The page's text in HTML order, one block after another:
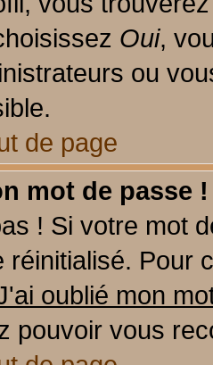
Oui,
ou
de page
mot de passe !
! Si votre mot
réinitialisé. Pour
oublié mon
pouvoir vous